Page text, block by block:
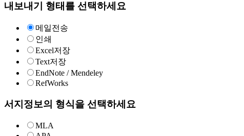
내보내기 형태를 선택하세요
메일전송
인쇄
Excel저장
Text저장
EndNote / Mendeley
RefWorks
서지정보의 형식을 선택하세요
MLA